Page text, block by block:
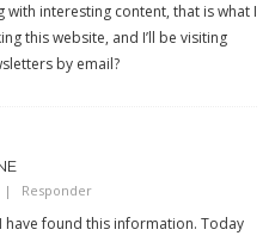
interesting content, that is what I
this website, and I’ll be visiting
by email?
Responder
have found this information. Today